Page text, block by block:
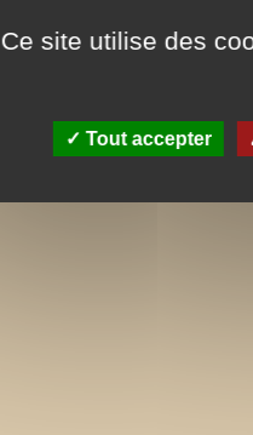
Ce site utilise des
Tout accepter